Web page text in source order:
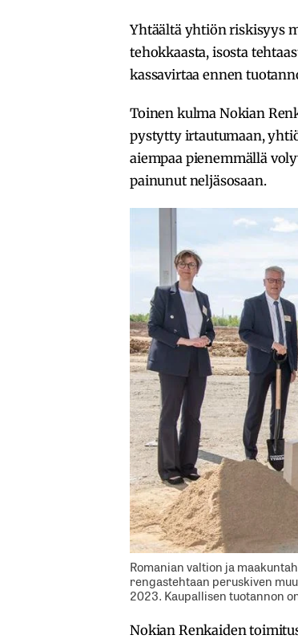
Yhtäältä yhtiön riskisyys
tehokkaasta, isosta
kassavirtaa ennen
Toinen kulma Nokian
pystytty irtautumaan,
aiempaa pienemmällä
painunut neljäsosaan.
Romanian valtion ja
rengastehtaan peruskiven
2023. Kaupallisen tuotannon
Nokian Renkaiden